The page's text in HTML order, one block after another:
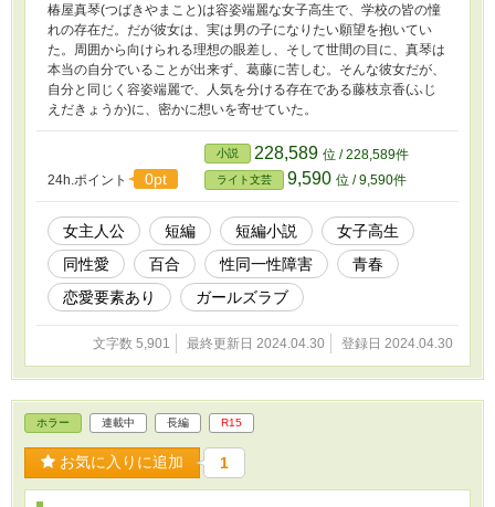
椿屋真琴(つばきやまこと)は容姿端麗な女子高生で、学校の皆の憧
れの存在だ。だが彼女は、実は男の子になりたい願望を抱いてい
た。周囲から向けられる理想の眼差し、そして世間の目に、真琴は
本当の自分でいることが出来ず、葛藤に苦しむ。そんな彼女だが、
自分と同じく容姿端麗で、人気を分ける存在である藤枝京香(ふじ
えだきょうか)に、密かに想いを寄せていた。
24h.ポイント 0pt
小説 228,589 位 / 228,589件
ライト文芸 9,590 位 / 9,590件
女主人公 短編 短編小説
女子高生
同性愛
百合 性同一性障害
青春
恋愛要素あり
ガールズラブ
文字数 5,901 最終更新日 2024.04.30 登録日 2024.04.30
ホラー 連載中 長編 R15
お気に入りに追加 1